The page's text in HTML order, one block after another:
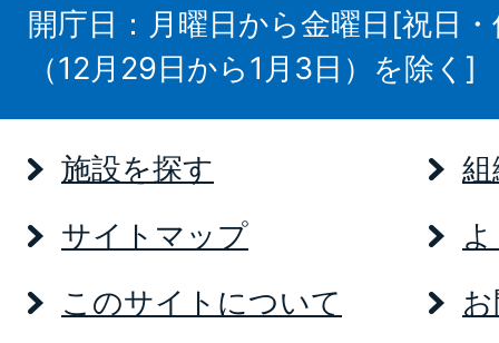
開庁日：月曜日から金曜日[祝日
（12月29日から1月3日）を除く]
施設を探す
サイトマップ
このサイトについて